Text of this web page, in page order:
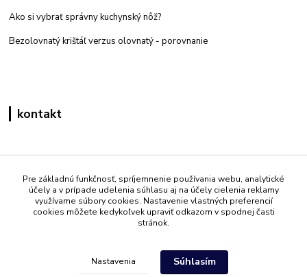
Ako si vybrať správny kuchynský nôž?
Bezolovnatý krištáľ verzus olovnatý - porovnanie
kontakt
+421 908 861 051
(Po - Pia 7:30-15:30)
info@mati.sk
Pre základnú funkčnosť, spríjemnenie používania webu, analytické
účely a v prípade udelenia súhlasu aj na účely cielenia reklamy
využívame súbory cookies. Nastavenie vlastných preferencií
cookies môžete kedykoľvek upraviť odkazom v spodnej časti
stránok.
Nastavenia Súhlasím